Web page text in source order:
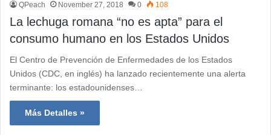
QPeach November 27, 2018 0 108
La lechuga romana “no es apta” para el
consumo humano en los Estados Unidos
El Centro de Prevención de Enfermedades de los Estados
Unidos (CDC, en inglés) ha lanzado recientemente una alerta
terminante: los estadounidenses…
Más Detalles »